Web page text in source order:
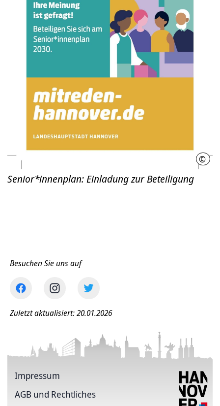
©
Senior*innenplan: Einladung zur Beteiligung
Besuchen Sie uns auf
Zuletzt aktualisiert: 20.01.2026
Impressum
AGB und Rechtliches